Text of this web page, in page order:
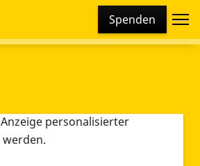
Spenden
verschiedene Cookies und
Dies beinhaltet Cookies und
personalisierter